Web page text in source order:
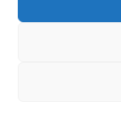
© AFVBy - American